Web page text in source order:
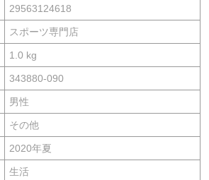
29563124618
スポーツ専門店
1.0 kg
343880-090
男性
その他
2020年夏
生活